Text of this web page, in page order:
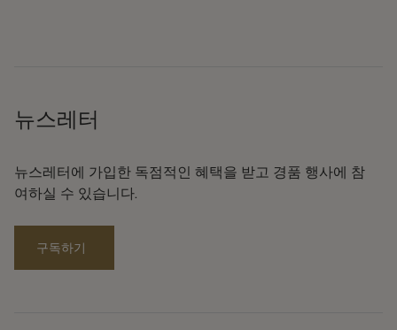
뉴스레터
뉴스레터에 가입한 독점적인 혜택을 받고 경품 행사에 참
여하실 수 있습니다.
구독하기